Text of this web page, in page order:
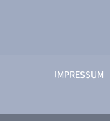
IMPRESSUM